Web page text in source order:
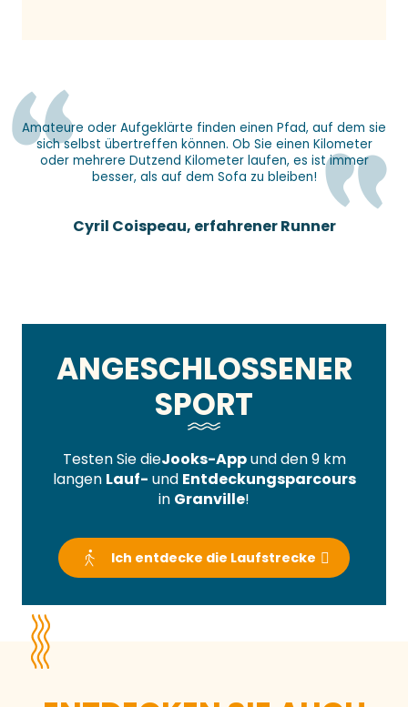
Amateure oder Aufgeklärte finden einen Pfad, auf dem sie
sich selbst übertreffen können. Ob Sie einen Kilometer
oder mehrere Dutzend Kilometer laufen, es ist immer
besser, als auf dem Sofa zu bleiben!
Cyril Coispeau, erfahrener Runner
ANGESCHLOSSENER
SPORT
Testen Sie dieJooks-Appund den 9 km
langen Lauf- und Entdeckungsparcours
in Granville!
Ich entdecke die Laufstrecke